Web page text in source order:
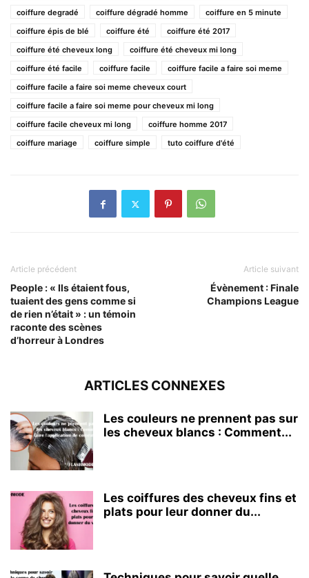
coiffure degradé
coiffure dégradé homme
coiffure en 5 minute
coiffure épis de blé
coiffure été
coiffure été 2017
coiffure été cheveux long
coiffure été cheveux mi long
coiffure été facile
coiffure facile
coiffure facile a faire soi meme
coiffure facile a faire soi meme cheveux court
coiffure facile a faire soi meme pour cheveux mi long
coiffure facile cheveux mi long
coiffure homme 2017
coiffure mariage
coiffure simple tuto coiffure d'été
Article précédent
People : « Ils étaient fous,
tuaient des gens comme si
de rien n’était » : un témoin
raconte des scènes
d’horreur à Londres
Article suivant
Évènement : Finale
Champions League
ARTICLES CONNEXES
Les couleurs ne prennent pas sur
les cheveux blancs : Comment...
Les coiffures des cheveux fins et
plats pour leur donner du...